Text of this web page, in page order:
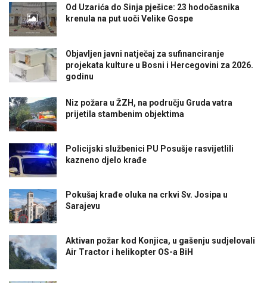
Od Uzarića do Sinja pješice: 23 hodočasnika
krenula na put uoči Velike Gospe
Objavljen javni natječaj za sufinanciranje
projekata kulture u Bosni i Hercegovini za 2026.
godinu
Niz požara u ŽZH, na području Gruda vatra
prijetila stambenim objektima
Policijski službenici PU Posušje rasvijetlili
kazneno djelo krađe
Pokušaj krađe oluka na crkvi Sv. Josipa u
Sarajevu
Aktivan požar kod Konjica, u gašenju sudjelovali
Air Tractor i helikopter OS-a BiH